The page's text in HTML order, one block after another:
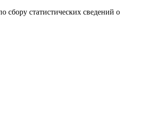
сбору статистических сведений о